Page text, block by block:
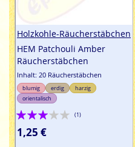
Holzkohle-Räucherstäbchen
HEM Patchouli Amber
Räucherstäbchen
Inhalt: 20 Räucherstäbchen
blumig erdig
harzig
orientalisch
Bewertung:
60%
(1)
1,25 €